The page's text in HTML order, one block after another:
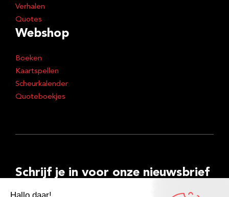
Verhalen
Quotes
Webshop
Boeken
Kaartspellen
Scheurkalender
Quoteboekjes
Schrijf je in voor onze nieuwsbrief